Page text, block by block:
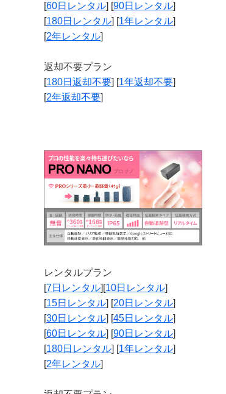
[60日レンタル] [90日レンタル]
[180日レンタル] [1年レンタル]
[2年レンタル]
返却不要プラン
[180日返却不要] [1年返却不要]
[2年返却不要]
レンタルプラン
[7日レンタル][10日レンタル]
[15日レンタル] [20日レンタル]
[30日レンタル] [45日レンタル]
[60日レンタル] [90日レンタル]
[180日レンタル] [1年レンタル]
[2年レンタル]